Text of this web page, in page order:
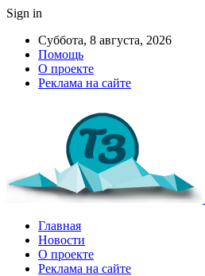
Sign in
Суббота, 8 августа, 2026
Помощь
О проекте
Реклама на сайте
Главная
Новости
О проекте
Реклама на сайте